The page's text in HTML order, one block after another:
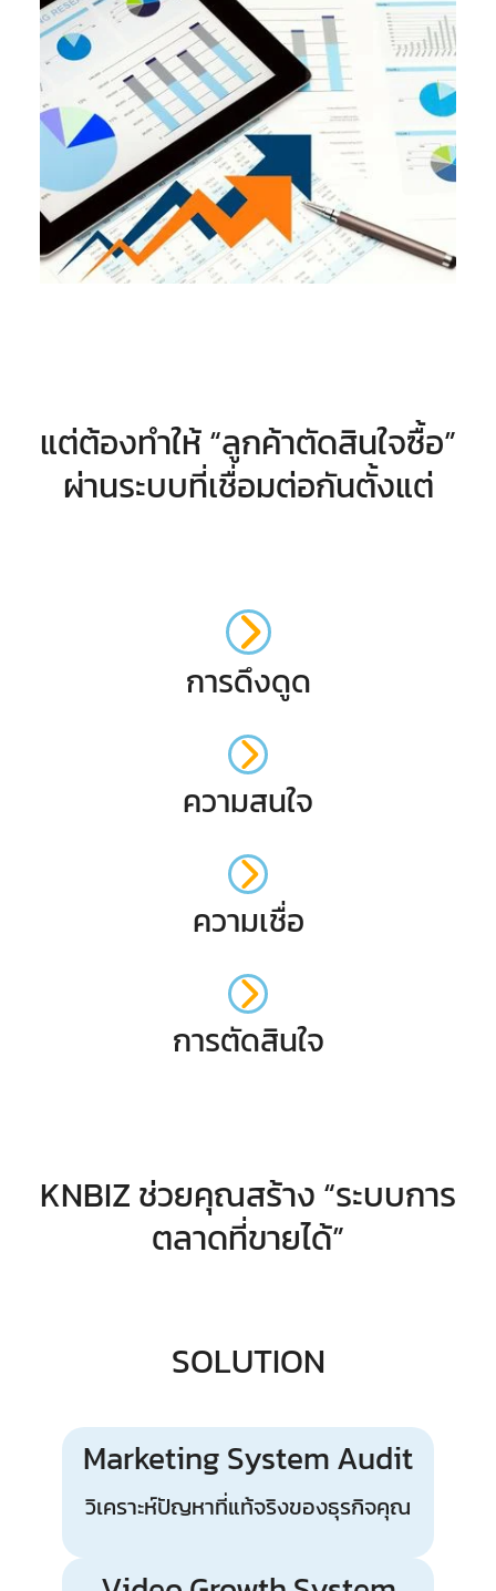
แต่ต้องทำให้ “ลูกค้าตัดสินใจซื้อ”
ผ่านระบบที่เชื่อมต่อกันตั้งแต่
การดึงดูด
ความสนใจ
ความเชื่อ
การตัดสินใจ
KNBIZ ช่วยคุณสร้าง “ระบบการ
ตลาดที่ขายได้”
SOLUTION
Marketing System Audit
วิเคราะห์ปัญหาที่แท้จริงของธุรกิจคุณ